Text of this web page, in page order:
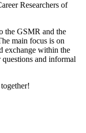
Researchers of
the GSMR and the
main focus is on
exchange within the
and informal